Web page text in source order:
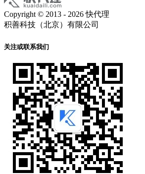
Copyright © 2013 - 2026 快代理
积善科技（北京）有限公司
关注或联系我们